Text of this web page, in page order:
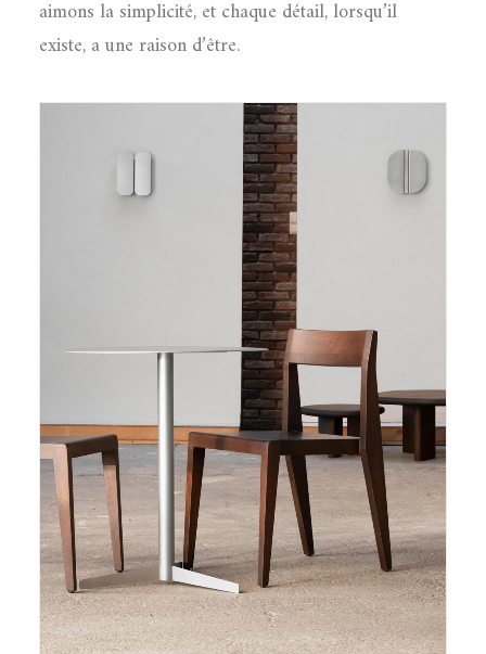
aimons la simplicité, et chaque détail, lorsqu’il
existe, a une raison d’être.